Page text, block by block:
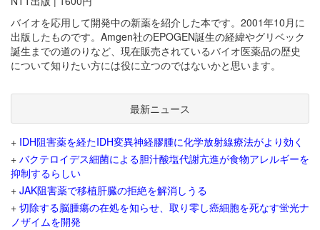
バイオを応用して開発中の新薬を紹介した本です。2001年10月に
出版したものです。Amgen社のEPOGEN誕生の経緯やグリベック
誕生までの道のりなど、現在販売されているバイオ医薬品の歴史
について知りたい方には役に立つのではないかと思います。
最新ニュース
+ IDH阻害薬を経たIDH変異神経膠腫に化学放射線療法がより効く
+ バクテロイデス細菌による胆汁酸塩代謝亢進が食物アレルギーを
抑制するらしい
+ JAK阻害薬で移植肝臓の拒絶を解消しうる
+ 切除する脳腫瘍の在処を知らせ、取り零し癌細胞を死なす蛍光ナ
ノザイムを開発